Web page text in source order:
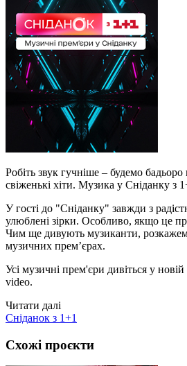
Робіть звук гучніше – будемо
свіженькі хіти. Музика у Сніданку з
У гості до "Сніданку" завжди з
улюблені зірки. Особливо, якщо це
Чим ще дивують музиканти,
музичних прем’єрах.
Усі музичні прем'єри дивіться у
video.
Читати далі
Сніданок з 1+1
Схожі проєкти